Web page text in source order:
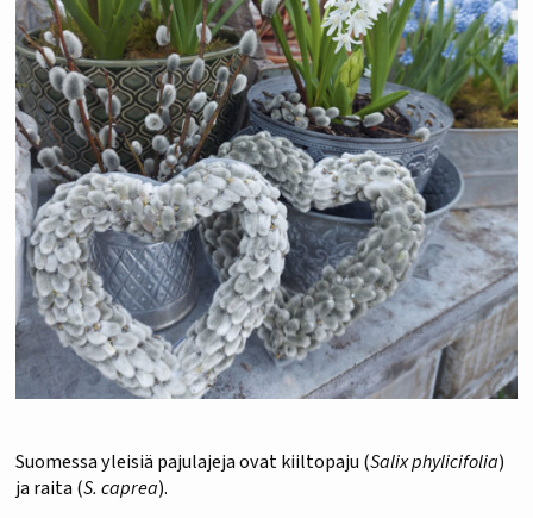
Suomessa yleisiä pajulajeja ovat kiiltopaju (Salix phylicifolia)
ja raita (S. caprea).